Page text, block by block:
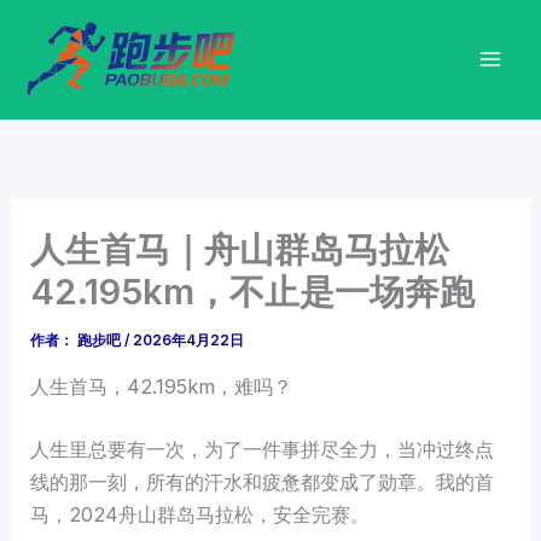
人生首马｜舟山群岛马拉松
42.195km，不止是一场奔跑
作者： 跑步吧/ 2026年4月22日
人生首马，42.195km，难吗？
人生里总要有一次，为了一件事拼尽全力，当冲过终点
线的那一刻，所有的汗水和疲惫都变成了勋章。我的首
马，2024舟山群岛马拉松 ，安全完赛。